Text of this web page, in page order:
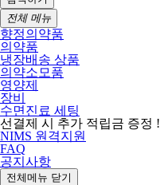
전체 메뉴
향정의약품
의약품
냉장배송 상품
의약소모품
영양제
장비
수면진료 세팅
선결제 시 추가 적립금 증정 !
NIMS 원격지원
FAQ
공지사항
전체메뉴 닫기